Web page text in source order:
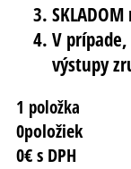
V
výstupy
1 položka
0položiek
0€ s DPH